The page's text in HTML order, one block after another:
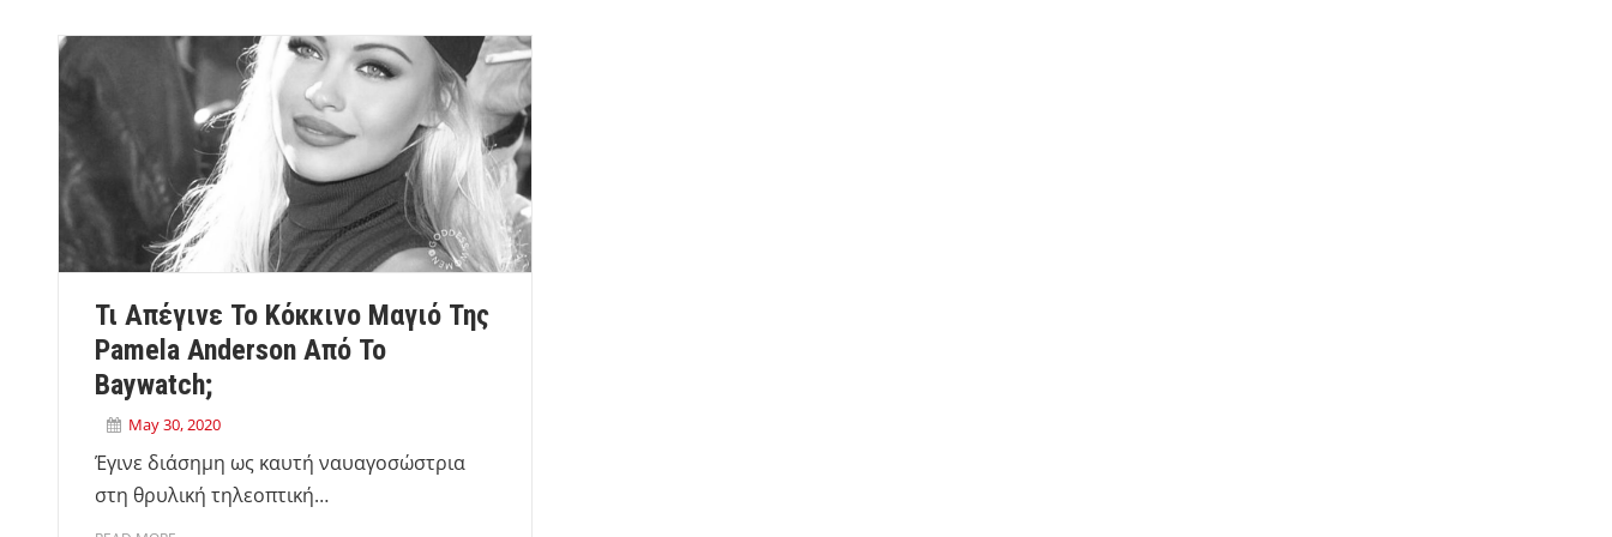
Τι Απέγινε Το Κόκκινο Μαγιό Της
Pamela Anderson Από Το
Baywatch;
May 30, 2020
Έγινε διάσημη ως καυτή ναυαγοσώστρια
στη θρυλική τηλεοπτική…